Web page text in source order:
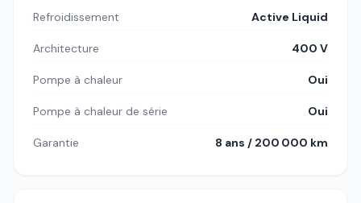
Refroidissement Active Liquid
Architecture 400 V
Pompe à chaleur Oui
Pompe à chaleur de série Oui
Garantie 8 ans / 200 000 km